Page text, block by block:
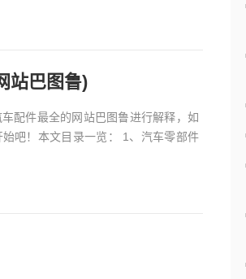
站巴图鲁)
配件最全的网站巴图鲁进行解释，如
吧！本文目录一览： 1、汽车零部件